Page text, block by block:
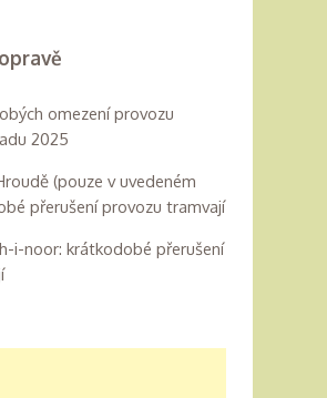
omezení provozu
2025
(pouze v uvedeném
přerušení provozu tramvají
i-noor: krátkodobé přerušení